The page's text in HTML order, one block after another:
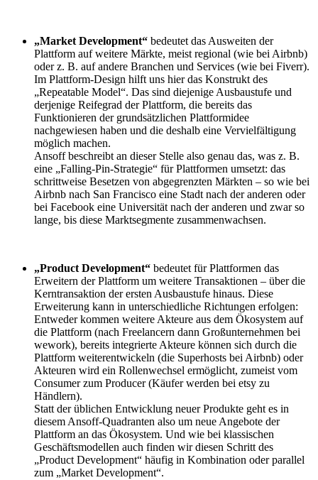
„Market Development“ bedeutet das Ausweiten der
Plattform auf weitere Märkte, meist regional (wie bei Airbnb)
oder z. B. auf andere Branchen und Services (wie bei Fiverr).
Im Plattform-Design hilft uns hier das Konstrukt des
„Repeatable Model“. Das sind diejenige Ausbaustufe und
derjenige Reifegrad der Plattform, die bereits das
Funktionieren der grundsätzlichen Plattformidee
nachgewiesen haben und die deshalb eine Vervielfältigung
möglich machen.
Ansoff beschreibt an dieser Stelle also genau das, was z. B.
eine „Falling-Pin-Strategie“ für Plattformen umsetzt: das
schrittweise Besetzen von abgegrenzten Märkten – so wie bei
Airbnb nach San Francisco eine Stadt nach der anderen oder
bei Facebook eine Universität nach der anderen und zwar so
lange, bis diese Marktsegmente zusammenwachsen.
„Product Development“ bedeutet für Plattformen das
Erweitern der Plattform um weitere Transaktionen – über die
Kerntransaktion der ersten Ausbaustufe hinaus. Diese
Erweiterung kann in unterschiedliche Richtungen erfolgen:
Entweder kommen weitere Akteure aus dem Ökosystem auf
die Plattform (nach Freelancern dann Großunternehmen bei
wework), bereits integrierte Akteure können sich durch die
Plattform weiterentwickeln (die Superhosts bei Airbnb) oder
Akteuren wird ein Rollenwechsel ermöglicht, zumeist vom
Consumer zum Producer (Käufer werden bei etsy zu
Händlern).
Statt der üblichen Entwicklung neuer Produkte geht es in
diesem Ansoff-Quadranten also um neue Angebote der
Plattform an das Ökosystem. Und wie bei klassischen
Geschäftsmodellen auch finden wir diesen Schritt des
„Product Development“ häufig in Kombination oder parallel
zum „Market Development“.